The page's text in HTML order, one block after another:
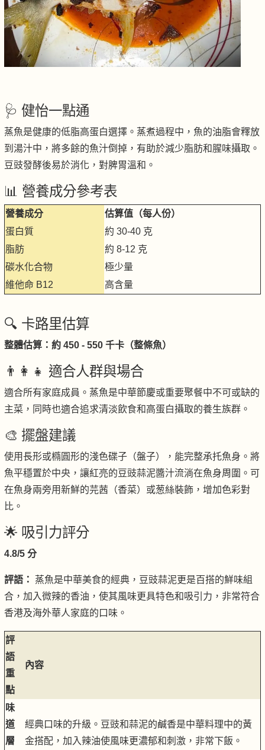
🩺 健怡一點通
蒸魚是健康的低脂高蛋白選擇。蒸煮過程中，魚的油脂會釋放
到湯汁中，將多餘的魚汁倒掉，有助於減少脂肪和腥味攝取。
豆豉發酵後易於消化，對脾胃溫和。
📊 營養成分參考表
營養成分
估算值（每人份）
蛋白質
約 30-40 克
脂肪
約 8-12 克
碳水化合物
極少量
維他命 B12
高含量
🔍 卡路里估算
整體估算：約 450 - 550 千卡（整條魚）
👨‍👩‍👧 適合人群與場合
適合所有家庭成員。蒸魚是中華節慶或重要聚餐中不可或缺的
主菜，同時也適合追求清淡飲食和高蛋白攝取的養生族群。
🎨 擺盤建議
使用長形或橢圓形的淺色碟子（盤子），能完整承托魚身。將
魚平穩置於中央，讓紅亮的豆豉蒜泥醬汁流淌在魚身周圍。可
在魚身兩旁用新鮮的芫茜（香菜）或葱絲裝飾，增加色彩對
比。
🌟 吸引力評分
4.8/5 分
評語：
蒸魚是中華美食的經典，豆豉蒜泥更是百搭的鮮味組
合，加入微辣的香油，使其風味更具特色和吸引力，非常符合
香港及海外華人家庭的口味。
評
語
重
點
內容
味
道
層
經典口味的升級。豆豉和蒜泥的鹹香是中華料理中的黃
金搭配，加入辣油使風味更濃郁和刺激，非常下飯。